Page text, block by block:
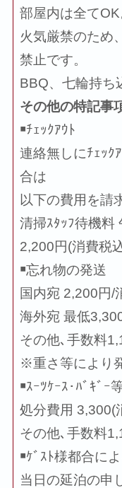
部屋内は全てOK
火気厳禁のため
禁止です。
BBQ、七輪持ち
その他の特記事
￭ﾁｪｯｸｱｳﾄ
連絡無しにﾁｪｯｸ
合は
以下の費用を請
清掃ｽﾀｯﾌ待機料
2,200円(消費税
￭忘れ物の発送
国内宛 2,200円/
海外宛 最低
その他､手数料
※重さ等により
￭ｽｰﾂｹｰｽ･ﾊﾞｷﾞｰ
処分費用 3,300(
その他､手数料
￭ｹﾞｽﾄ様都合に
当日の延泊の申